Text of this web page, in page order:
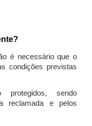
é necessário que o
condições previstas
protegidos, sendo
reclamada e pelos